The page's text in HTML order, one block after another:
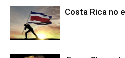
Costa Rica no